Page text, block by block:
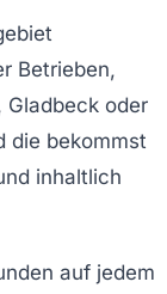
Betrieben,
Gladbeck oder
die bekommst
inhaltlich
auf jedem